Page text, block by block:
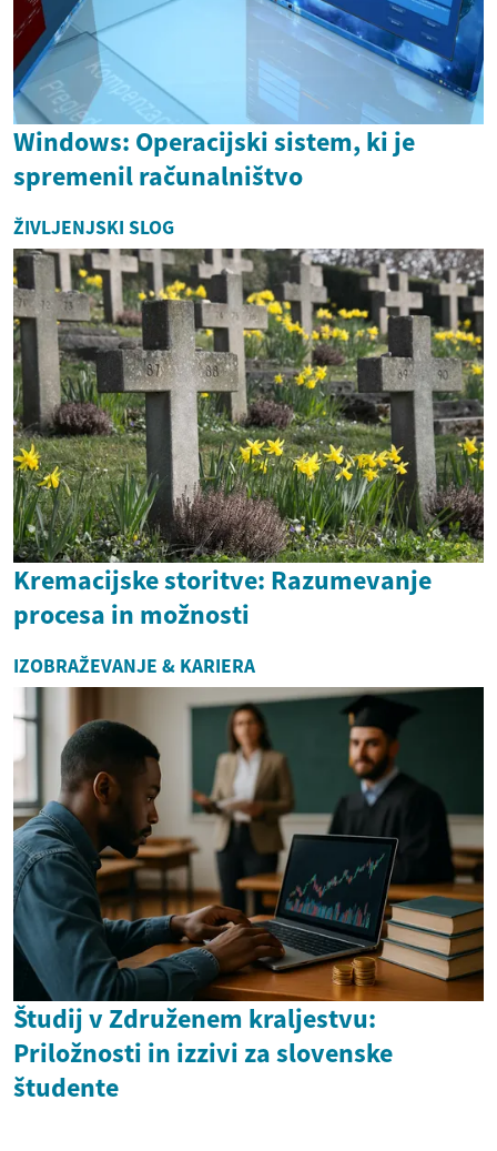
Windows: Operacijski sistem, ki je
spremenil računalništvo
ŽIVLJENJSKI SLOG
Kremacijske storitve: Razumevanje
procesa in možnosti
IZOBRAŽEVANJE & KARIERA
Študij v Združenem kraljestvu:
Priložnosti in izzivi za slovenske
študente